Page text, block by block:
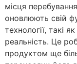
місця
оновлюють свій
технології, такі
реальність. Це
продуктом ще